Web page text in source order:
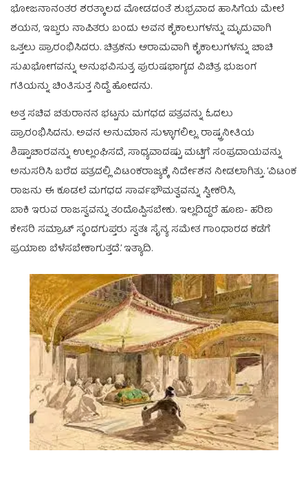
ಭೋಜನಾನಂತರ ಶರತ್ಕಾಲದ ಮೋಡದಂತೆ ಶುಭ್ರವಾದ ಹಾಸಿಗೆಯ ಮೇಲೆ
ಶಯನ, ಇಬ್ಬರು ನಾಪಿತರು ಬಂದು ಅವನ ಕೈಕಾಲುಗಳನ್ನು ಮೃದುವಾಗಿ
ಒತ್ತಲು ಪ್ರಾರಂಭಿಸಿದರು. ಚಿತ್ರಕನು ಆರಾಮವಾಗಿ ಕೈಕಾಲುಗಳನ್ನು ಚಾಚಿ
ಸುಖಭೋಗವನ್ನು ಅನುಭವಿಸುತ್ತ, ಪುರುಷಭಾಗ್ಯದ ವಿಚಿತ್ರ ಭುಜಂಗ
ಗತಿಯನ್ನು ಚಿಂತಿಸುತ್ತ ನಿದ್ದೆ ಹೋದನು.
ಅತ್ತ ಸಚಿವ ಚತುರಾನನ ಭಟ್ಟನು ಮಗಧದ ಪತ್ರವನ್ನು ಓದಲು
ಪ್ರಾರಂಭಿಸಿದನು. ಅವನ ಅನುಮಾನ ಸುಳ್ಳಾಗಲಿಲ್ಲ. ರಾಷ್ಟ್ರನೀತಿಯ
ಶಿಷ್ಟಾಚಾರವನ್ನು ಉಲ್ಲಂಘಿಸದೆ, ಸಾಧ್ಯವಾದಷ್ಟು ಮಟ್ಟಿಗೆ ಸಂಪ್ರದಾಯವನ್ನು
ಅನುಸರಿಸಿ ಬರೆದ ಪತ್ರದಲ್ಲಿ ವಿಟಂಕರಾಜ್ಯಕ್ಕೆ ನಿರ್ದೇಶನ ನೀಡಲಾಗಿತ್ತು. ‘ವಿಟಂಕ
ರಾಜನು ಈ ಕೂಡಲೆ ಮಗಧದ ಸಾರ್ವಭೌಮತ್ವವನ್ನು ಸ್ವೀಕರಿಸಿ,
ಬಾಕಿ ಇರುವ ರಾಜಸ್ವವನ್ನು ತಂದೊಪ್ಪಿಸಬೇಕು. ಇಲ್ಲದಿದ್ದರೆ ಹೂಣ- ಹರಿಣ
ಕೇಸರಿ ಸಮ್ರಾಟ್ ಸ್ಕಂದಗುಪ್ತರು ಸ್ವತಃ ಸೈನ್ಯ ಸಮೇತ ಗಾಂಧಾರದ ಕಡೆಗೆ
ಪ್ರಯಾಣ ಬೆಳೆಸಬೇಕಾಗುತ್ತದೆ.’ ಇತ್ಯಾದಿ.